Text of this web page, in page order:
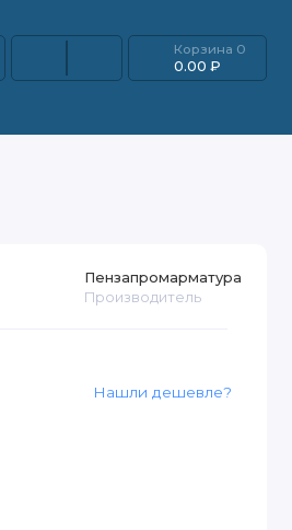
Корзина 0
0.00 ₽
Пензапромарматура
Производитель
Нашли дешевле?